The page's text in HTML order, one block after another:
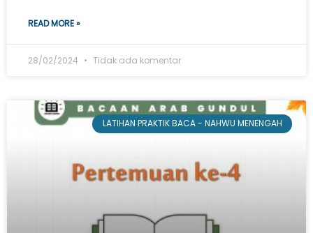
READ MORE »
28/02/2024 Tidak ada komentar
LATIHAN PRAKTIK BACA - NAHWU MENENGAH